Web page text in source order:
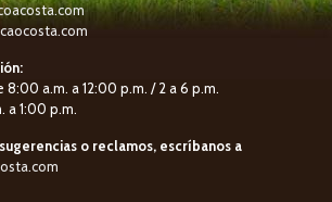
a.m. a 12:00 p.m. / 2 a 6 p.m.
a 1:00 p.m.
o reclamos, escríbanos a